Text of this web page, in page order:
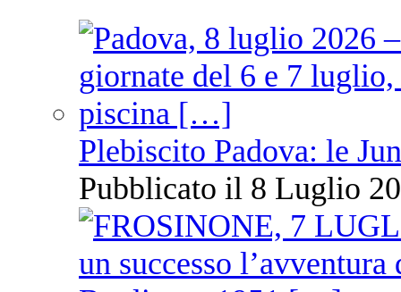
Plebiscito Padova: le
Pubblicato il 8 Luglio